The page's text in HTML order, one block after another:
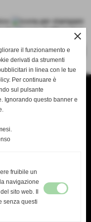
successivo >>
6/C
Pisa
close
il funzionamento e
derivati da strumenti
in linea con le tue
Per continuare è
sul pulsante
Ignorando questo banner e
fruibile un
navigazione
sito web. Il
senza questi